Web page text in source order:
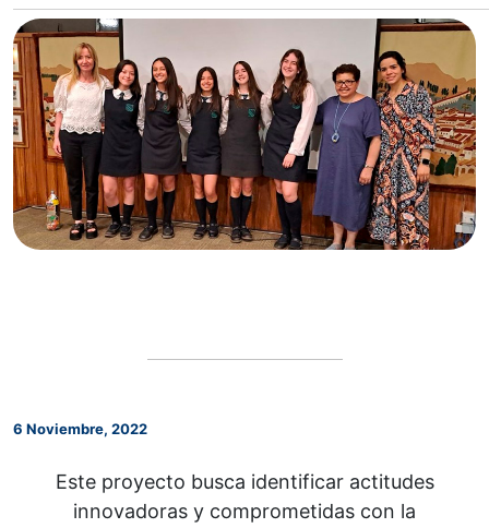
6 Noviembre, 2022
Este proyecto busca identificar actitudes
innovadoras y comprometidas con la